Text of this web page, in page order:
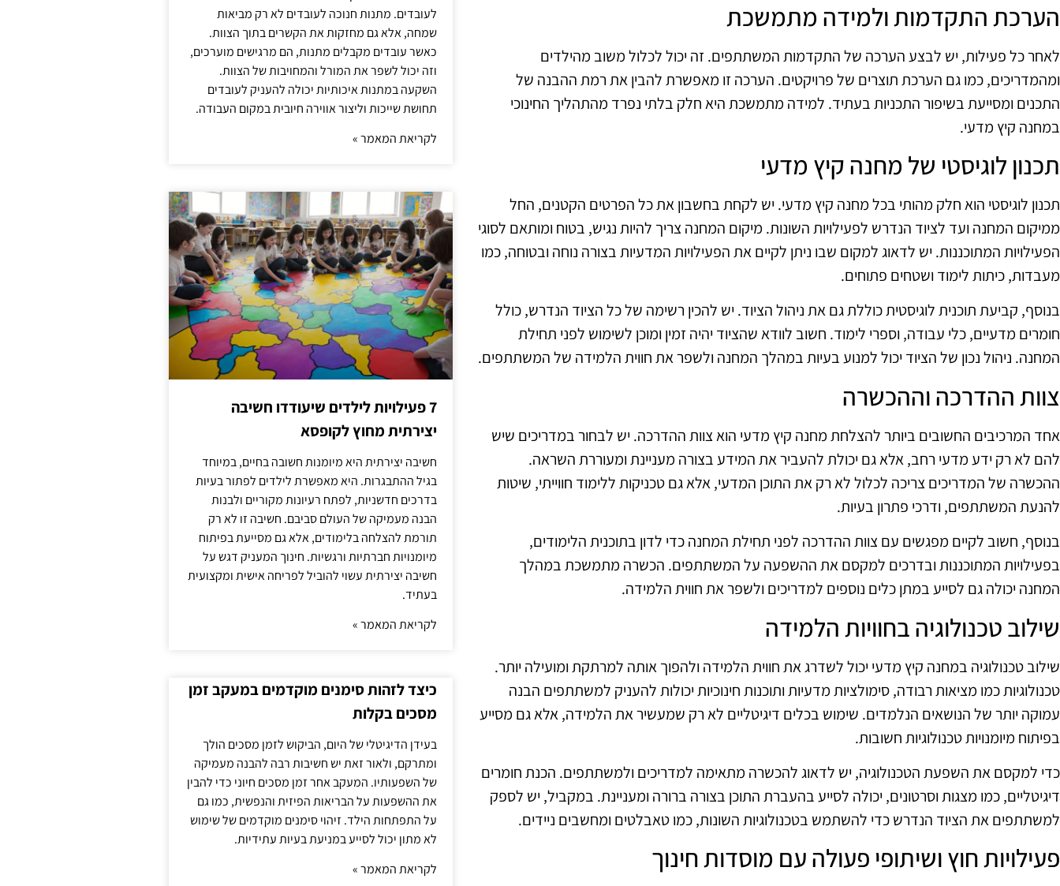
הערכת התקדמות ולמידה מתמשכת
לאחר כל פעילות, יש לבצע הערכה של התקדמות המשתתפים. זה יכול לכלול משוב מהילדים
ומהמדריכים, כמו גם הערכת תוצרים של פרויקטים. הערכה זו מאפשרת להבין את רמת ההבנה של
התכנים ומסייעת בשיפור התכניות בעתיד. למידה מתמשכת היא חלק בלתי נפרד מהתהליך החינוכי
במחנה קיץ מדעי.
תכנון לוגיסטי של מחנה קיץ מדעי
תכנון לוגיסטי הוא חלק מהותי בכל מחנה קיץ מדעי. יש לקחת בחשבון את כל הפרטים הקטנים, החל
ממיקום המחנה ועד לציוד הנדרש לפעילויות השונות. מיקום המחנה צריך להיות נגיש, בטוח ומותאם לסוגי
הפעילויות המתוכננות. יש לדאוג למקום שבו ניתן לקיים את הפעילויות המדעיות בצורה נוחה ובטוחה, כמו
מעבדות, כיתות לימוד ושטחים פתוחים.
בנוסף, קביעת תוכנית לוגיסטית כוללת גם את ניהול הציוד. יש להכין רשימה של כל הציוד הנדרש, כולל
חומרים מדעיים, כלי עבודה, וספרי לימוד. חשוב לוודא שהציוד יהיה זמין ומוכן לשימוש לפני תחילת
המחנה. ניהול נכון של הציוד יכול למנוע בעיות במהלך המחנה ולשפר את חווית הלמידה של המשתתפים.
צוות ההדרכה וההכשרה
אחד המרכיבים החשובים ביותר להצלחת מחנה קיץ מדעי הוא צוות ההדרכה. יש לבחור במדריכים שיש
להם לא רק ידע מדעי רחב, אלא גם יכולת להעביר את המידע בצורה מעניינת ומעוררת השראה.
ההכשרה של המדריכים צריכה לכלול לא רק את התוכן המדעי, אלא גם טכניקות ללימוד חווייתי, שיטות
להנעת המשתתפים, ודרכי פתרון בעיות.
בנוסף, חשוב לקיים מפגשים עם צוות ההדרכה לפני תחילת המחנה כדי לדון בתוכנית הלימודים,
בפעילויות המתוכננות ובדרכים למקסם את ההשפעה על המשתתפים. הכשרה מתמשכת במהלך
המחנה יכולה גם לסייע במתן כלים נוספים למדריכים ולשפר את חווית הלמידה.
שילוב טכנולוגיה בחוויות הלמידה
שילוב טכנולוגיה במחנה קיץ מדעי יכול לשדרג את חווית הלמידה ולהפוך אותה למרתקת ומועילה יותר.
טכנולוגיות כמו מציאות רבודה, סימולציות מדעיות ותוכנות חינוכיות יכולות להעניק למשתתפים הבנה
עמוקה יותר של הנושאים הנלמדים. שימוש בכלים דיגיטליים לא רק שמעשיר את הלמידה, אלא גם מסייע
בפיתוח מיומנויות טכנולוגיות חשובות.
כדי למקסם את השפעת הטכנולוגיה, יש לדאוג להכשרה מתאימה למדריכים ולמשתתפים. הכנת חומרים
דיגיטליים, כמו מצגות וסרטונים, יכולה לסייע בהעברת התוכן בצורה ברורה ומעניינת. במקביל, יש לספק
למשתתפים את הציוד הנדרש כדי להשתמש בטכנולוגיות השונות, כמו טאבלטים ומחשבים ניידים.
פעילויות חוץ ושיתופי פעולה עם מוסדות חינוך
לעובדים. מתנות חנוכה לעובדים לא רק מביאות
שמחה, אלא גם מחזקות את הקשרים בתוך הצוות.
כאשר עובדים מקבלים מתנות, הם מרגישים מוערכים,
וזה יכול לשפר את המורל והמחויבות של הצוות.
השקעה במתנות איכותיות יכולה להעניק לעובדים
תחושת שייכות וליצור אווירה חיובית במקום העבודה.
לקריאת המאמר »
7 פעילויות לילדים שיעודדו חשיבה
יצירתית מחוץ לקופסא
חשיבה יצירתית היא מיומנות חשובה בחיים, במיוחד
בגיל ההתבגרות. היא מאפשרת לילדים לפתור בעיות
בדרכים חדשניות, לפתח רעיונות מקוריים ולבנות
הבנה מעמיקה של העולם סביבם. חשיבה זו לא רק
תורמת להצלחה בלימודים, אלא גם מסייעת בפיתוח
מיומנויות חברתיות ורגשיות. חינוך המעניק דגש על
חשיבה יצירתית עשוי להוביל לפריחה אישית ומקצועית
בעתיד.
לקריאת המאמר »
כיצד לזהות סימנים מוקדמים במעקב זמן
מסכים בקלות
בעידן הדיגיטלי של היום, הביקוש לזמן מסכים הולך
ומתרקם, ולאור זאת יש חשיבות רבה להבנה מעמיקה
של השפעותיו. המעקב אחר זמן מסכים חיוני כדי להבין
את ההשפעות על הבריאות הפיזית והנפשית, כמו גם
על התפתחות הילד. זיהוי סימנים מוקדמים של שימוש
לא מתון יכול לסייע במניעת בעיות עתידיות.
לקריאת המאמר »